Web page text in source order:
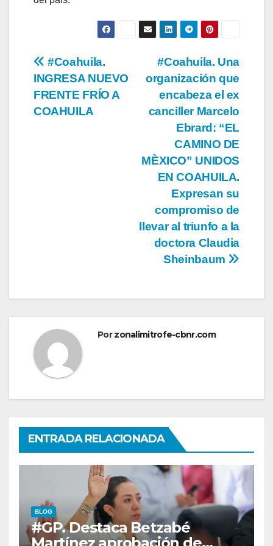
Navegación
de
entradas
#Coahuila. Una
organización que
encabeza el ex
canciller Marcelo
Ebrard: “EL
CAMINO DE
MÈXICO” UNIDOS
EN COAHUILA.
Expresan su
compromiso de
llevar al triunfo a la
doctora Claudia
Sheinbaum
#Coahuila.
INGRESA NUEVO
FRENTE FRÍO A
COAHUILA
Porzonalimitrofe-cbnr.com
ENTRADA RELACIONADA
BLOG
#GP. Destaca Betzabé